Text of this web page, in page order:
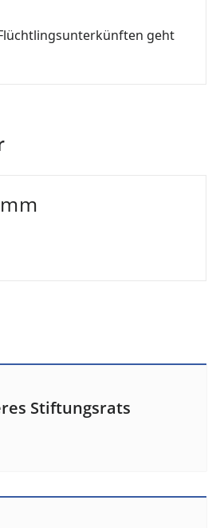
geht
Stiftungsrats